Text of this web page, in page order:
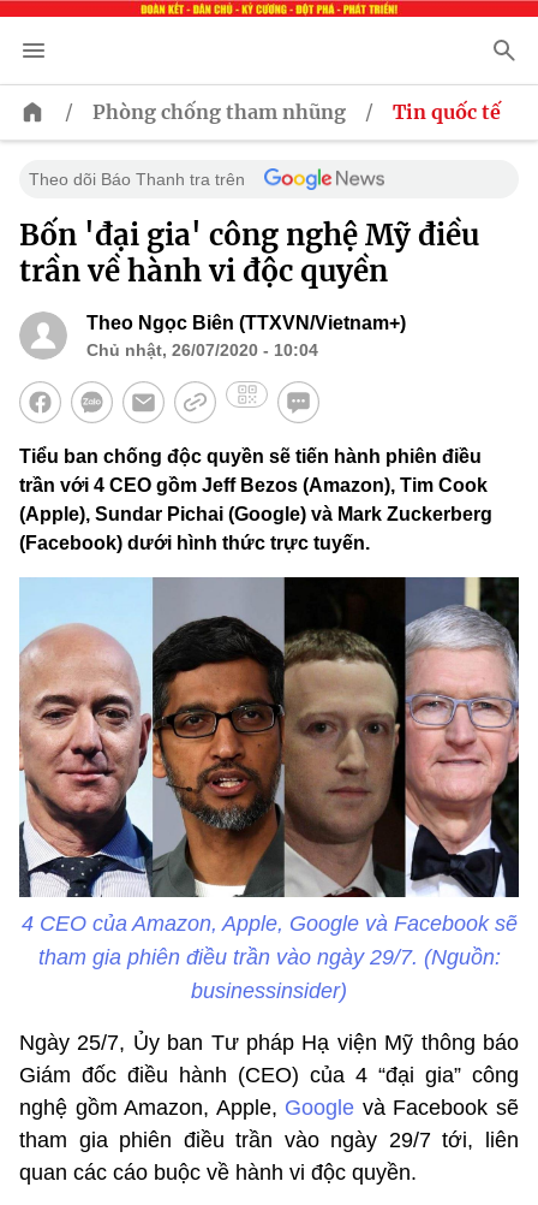
/ Phòng chống tham nhũng / Tin quốc tế
Theo dõi Báo Thanh tra trên
Bốn 'đại gia' công nghệ Mỹ điều
trần về hành vi độc quyền
Theo Ngọc Biên (TTXVN/Vietnam+)
Chủ nhật, 26/07/2020 - 10:04
Tiểu ban chống độc quyền sẽ tiến hành phiên điều
trần với 4 CEO gồm Jeff Bezos (Amazon), Tim Cook
(Apple), Sundar Pichai (Google) và Mark Zuckerberg
(Facebook) dưới hình thức trực tuyến.
4 CEO của Amazon, Apple, Google và Facebook sẽ
tham gia phiên điều trần vào ngày 29/7. (Nguồn:
businessinsider)
Ngày 25/7, Ủy ban Tư pháp Hạ viện Mỹ thông báo
Giám đốc điều hành (CEO) của 4 “đại gia” công
nghệ gồm Amazon, Apple, Google và Facebook sẽ
tham gia phiên điều trần vào ngày 29/7 tới, liên
quan các cáo buộc về hành vi độc quyền.